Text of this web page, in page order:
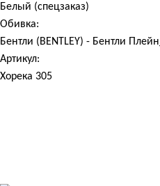
Белый (спецзаказ)
Обивка:
Бентли (BENTLEY) - Бентли
Артикул:
Хорека 305